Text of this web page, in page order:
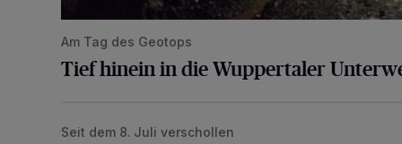
Am Tag des Geotops
Tief hinein in die Wuppertaler
Vermisster Jugendlicher tot aufgefunden
Seit dem 8. Juli verschollen